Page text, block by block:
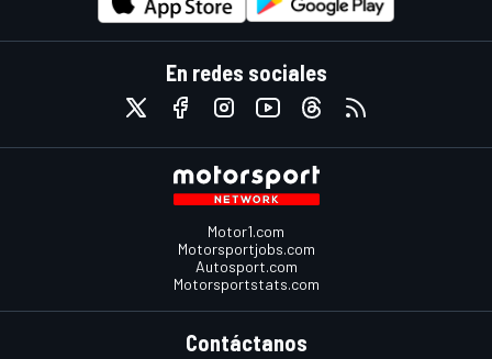
En redes sociales
Motor1.com
Motorsportjobs.com
Autosport.com
Motorsportstats.com
Contáctanos